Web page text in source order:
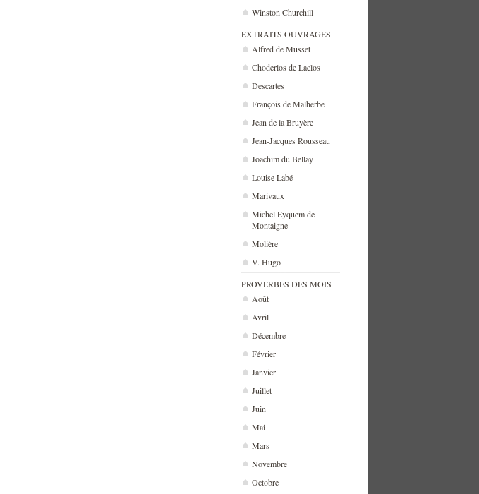
Winston Churchill
EXTRAITS OUVRAGES
Alfred de Musset
Choderlos de Laclos
Descartes
François de Malherbe
Jean de la Bruyère
Jean-Jacques Rousseau
Joachim du Bellay
Louise Labé
Marivaux
Michel Eyquem de
Montaigne
Molière
V. Hugo
PROVERBES DES MOIS
Août
Avril
Décembre
Février
Janvier
Juillet
Juin
Mai
Mars
Novembre
Octobre